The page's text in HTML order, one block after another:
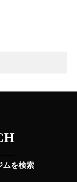
ムを検索